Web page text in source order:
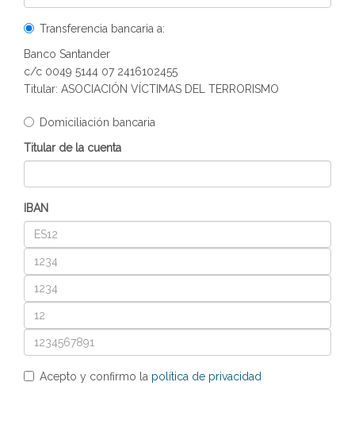
Transferencia bancaria a:
Banco Santander
c/c 0049 5144 07 2416102455
Titular: ASOCIACIÓN VÍCTIMAS DEL TERRORISMO
Domiciliación bancaria
Titular de la cuenta
IBAN
Acepto y confirmo la política de privacidad